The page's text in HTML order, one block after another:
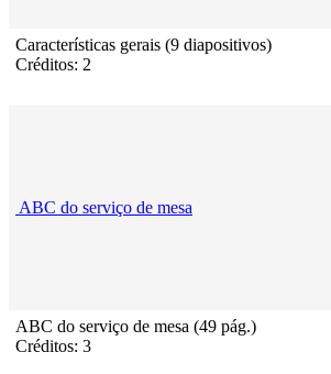
Características gerais (9 diapositivos)
Créditos: 2
ABC do serviço de mesa
ABC do serviço de mesa (49 pág.)
Créditos: 3